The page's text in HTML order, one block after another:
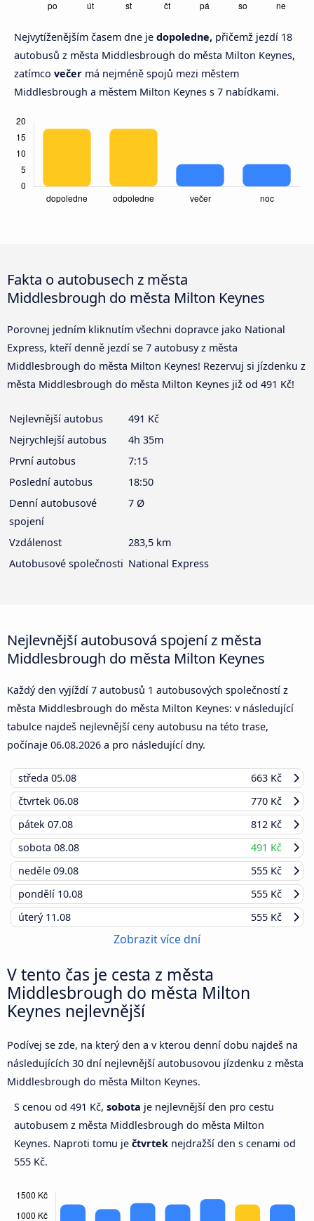
Nejvytíženějším časem dne je dopoledne, přičemž jezdí 18
autobusů z města Middlesbrough do města Milton Keynes,
zatímco večer má nejméně spojů mezi městem
Middlesbrough a městem Milton Keynes s 7 nabídkami.
Fakta o autobusech z města
Middlesbrough do města Milton Keynes
Porovnej jedním kliknutím všechni dopravce jako National
Express, kteří denně jezdí se 7 autobusy z města
Middlesbrough do města Milton Keynes! Rezervuj si jízdenku z
města Middlesbrough do města Milton Keynes již od 491 Kč!
Nejlevnější autobus
491 Kč
Nejrychlejší autobus
4h 35m
První autobus
7:15
Poslední autobus
18:50
Denní autobusové
spojení
7 Ø
Vzdálenost
283,5 km
Autobusové společnosti National Express
Nejlevnější autobusová spojení z města
Middlesbrough do města Milton Keynes
Každý den vyjíždí 7 autobusů 1 autobusových společností z
města Middlesbrough do města Milton Keynes: v následující
tabulce najdeš nejlevnější ceny autobusu na této trase,
počínaje 06.08.2026 a pro následující dny.
středa 05.08
663 Kč
čtvrtek 06.08
770 Kč
pátek 07.08
812 Kč
sobota 08.08
491 Kč
neděle 09.08
555 Kč
pondělí 10.08
555 Kč
úterý 11.08 555 Kč
Zobrazit více dní
V tento čas je cesta z města
Middlesbrough do města Milton
Keynes nejlevnější
Podívej se zde, na který den a v kterou denní dobu najdeš na
následujících 30 dní nejlevnější autobusovou jízdenku z města
Middlesbrough do města Milton Keynes.
S cenou od 491 Kč, sobota je nejlevnější den pro cestu
autobusem z města Middlesbrough do města Milton
Keynes. Naproti tomu je čtvrtek nejdražší den s cenami od
555 Kč.